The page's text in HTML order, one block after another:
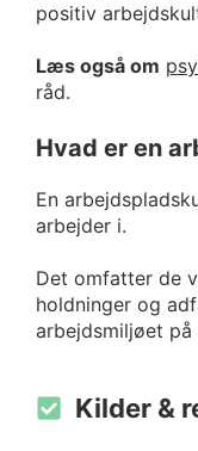
positiv
Læs også om
råd.
Hvad er en
En
arbejder i.
Det omfatter de
holdninger og
arbejdsmiljøet på
Kilder &